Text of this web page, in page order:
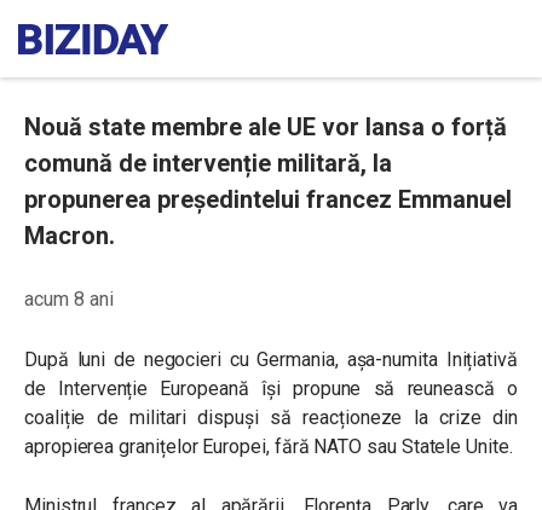
Nouă state membre ale UE vor lansa o forță
comună de intervenție militară, la
propunerea președintelui francez Emmanuel
Macron.
acum 8 ani
După luni de negocieri cu Germania, așa-numita Inițiativă
de Intervenție Europeană își propune să reunească o
coaliție de militari dispuși să reacționeze la crize din
apropierea granițelor Europei, fără NATO sau Statele Unite.